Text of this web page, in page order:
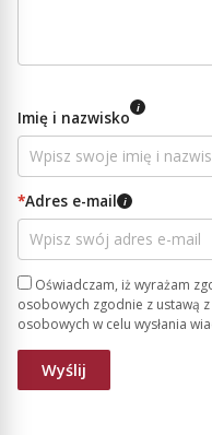
Imię i nazwisko i
*Adres e-mail i
Oświadczam, iż wyrażam
osobowych zgodnie z ustawą
osobowych w celu wysłania